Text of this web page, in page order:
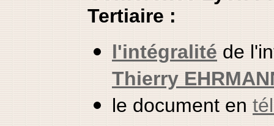
Tertiaire :
l'intégralité de
Thierry
le document en